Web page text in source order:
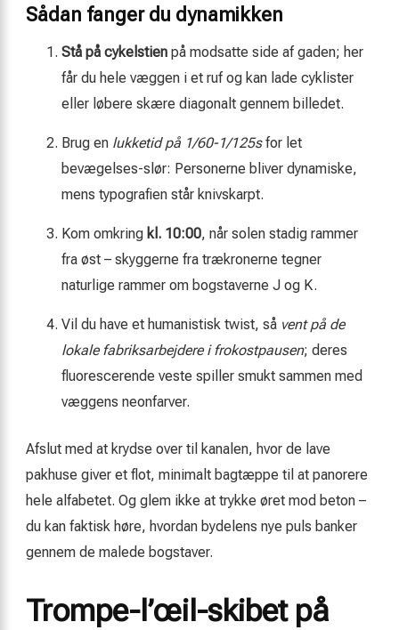
Sådan fanger du dynamikken
Stå på cykelstien på modsatte side af gaden; her
får du hele væggen i et ruf og kan lade cyklister
eller løbere skære diagonalt gennem billedet.
Brug en lukketid på 1/60-1/125sfor let
bevægelses-slør: Personerne bliver dynamiske,
mens typografien står knivskarpt.
Kom omkring kl. 10:00, når solen stadig rammer
fra øst – skyggerne fra trækronerne tegner
naturlige rammer om bogstaverne J og K.
Vil du have et humanistisk twist, så vent på de
lokale fabriksarbejdere i frokostpausen; deres
fluorescerende veste spiller smukt sammen med
væggens neonfarver.
Afslut med at krydse over til kanalen, hvor de lave
pakhuse giver et flot, minimalt bagtæppe til at panorere
hele alfabetet. Og glem ikke at trykke øret mod beton –
du kan faktisk høre, hvordan bydelens nye puls banker
gennem de malede bogstaver.
Trompe-l’œil-skibet på